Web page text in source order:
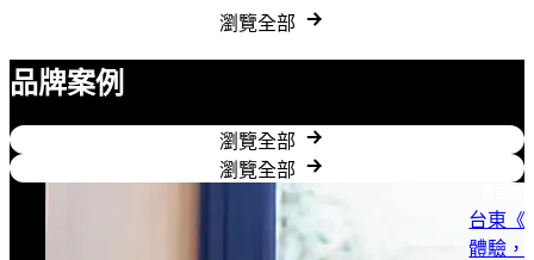
瀏覽全部
品牌案例
瀏覽全部
瀏覽全部
台東《
體驗，